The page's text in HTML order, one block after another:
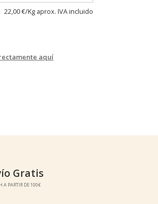
22,00 €/Kg aprox. IVA incluido
aquí
Gratis
A PARTIR DE 100€